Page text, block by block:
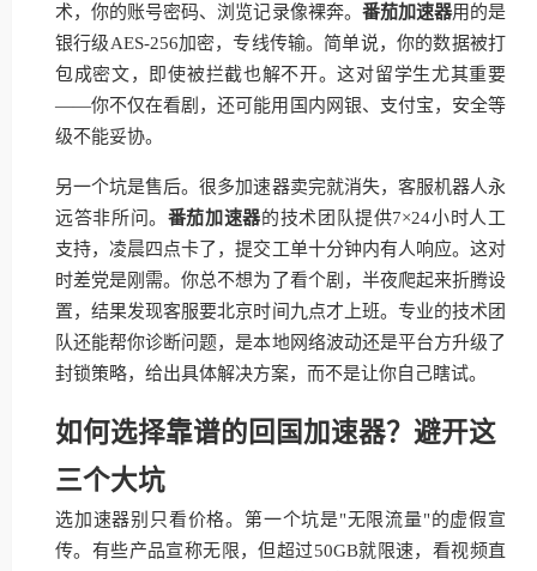
术，你的账号密码、浏览记录像裸奔。 番茄加速器用的是
银行级AES-256加密，专线传输。简单说，你的数据被打
包成密文，即使被拦截也解不开。这对留学生尤其重要
——你不仅在看剧，还可能用国内网银、支付宝，安全等
级不能妥协。
另一个坑是售后。很多加速器卖完就消失，客服机器人永
远答非所问。 番茄加速器的技术团队提供7×24小时人工
支持，凌晨四点卡了，提交工单十分钟内有人响应。这对
时差党是刚需。你总不想为了看个剧，半夜爬起来折腾设
置，结果发现客服要北京时间九点才上班。专业的技术团
队还能帮你诊断问题，是本地网络波动还是平台方升级了
封锁策略，给出具体解决方案，而不是让你自己瞎试。
如何选择靠谱的回国加速器？避开这
三个大坑
选加速器别只看价格。第一个坑是"无限流量"的虚假宣
传。有些产品宣称无限，但超过50GB就限速，看视频直